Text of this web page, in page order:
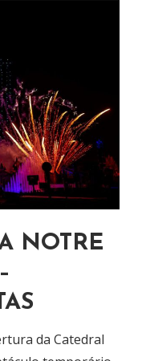
NOTRE
da Catedral